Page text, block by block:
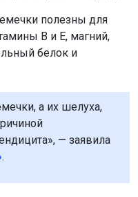
полезны для
B и E, магний,
белок и
а их шелуха,
— заявила
.